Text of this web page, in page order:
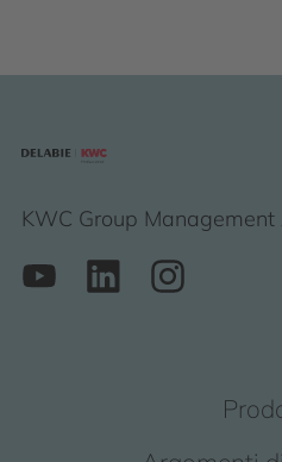
KWC Group Management